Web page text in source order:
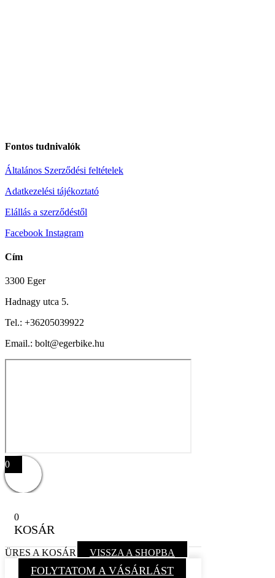
Fontos tudnivalók
Általános Szerződési feltételek
Adatkezelési tájékoztató
Elállás a szerződéstől
Facebook Instagram
Cím
3300 Eger
Hadnagy utca 5.
Tel.: +36205039922
Email.: bolt@egerbike.hu
0
0
KOSÁR
ÜRES A KOSÁR VISSZA A SHOPBA
FOLYTATOM A VÁSÁRLÁST